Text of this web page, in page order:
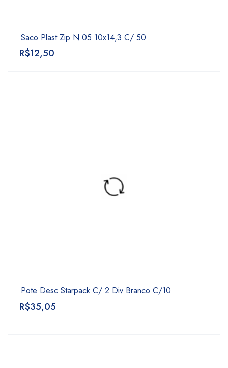
Saco Plast Zip N 05 10x14,3 C/ 50
R$12,50
Pote Desc Starpack C/ 2 Div Branco C/10
R$35,05